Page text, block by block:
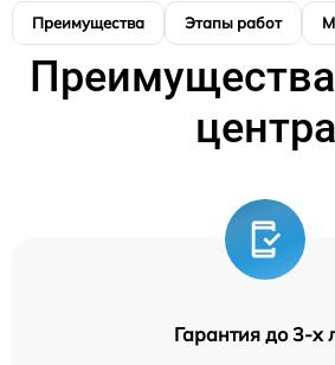
Преимущества Этапы работ
центра
Гарантия до 3-х